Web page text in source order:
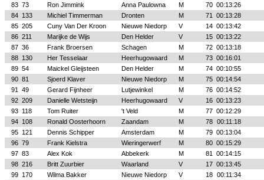
83 73 Ron Jimmink Anna Paulowna M 70 00:13:26
84 133 Michiel Timmerman Dronten M 71
00:13:28
85 205 Cuny Van Der Kroon Nieuwe Niedorp V 14 00:13:42
86 211 Marijke de Wijs Den Helder V 15 00:13:22
87 36 Frank Broersen Schagen M 72 00:13:18
88 130 Her Tesselaar Heerhugowaard M 73 00:16:01
89 54 Maickel Gleijsteen Den Helder M 74 00:10:55
90 81 Sjoerd Klaver Nieuwe Niedorp M 75 00:14:54
91
49 Gerard Fijnheer Lutjewinkel M 76 00:14:52
92 209 Danielle Wetsteijn Heerhugowaard V 16 00:13:23
93 118 Tom Ruiter 't Veld M 77 00:12:29
94 108 Ronald Oosterhoorn Zaandam M 78 00:11:18
95 121 Dennis Schipper Amsterdam M 79 00:13:04
96 79 Frank Kielstra Wieringerwerf M 80 00:15:29
97 83 Alex Kok Abbekerk M 81
00:14:15
98 216 Britt Zuurbier Waarland V 17 00:13:45
99 170 Wilma Bakker Nieuwe Niedorp V 18 00:11:34